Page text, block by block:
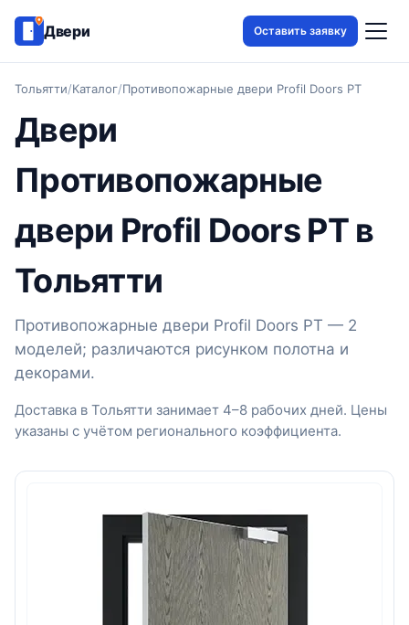
Двери Оставить заявку
Тольятти/Каталог/Противопожарные двери Profil Doors PT
Двери
Противопожарные
двери Profil Doors PT в
Тольятти
Противопожарные двери Profil Doors PT — 2
моделей; различаются рисунком полотна и
декорами.
Доставка в Тольятти занимает 4–8 рабочих дней. Цены
указаны с учётом регионального коэффициента.